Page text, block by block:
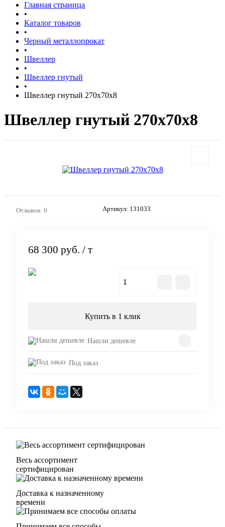
Главная страница
•
Каталог товаров
•
Черный металлопрокат
•
Швеллер
•
Швеллер гнутый
•
Швеллер гнутый 270х70х8
Швеллер гнутый 270х70х8
Отзывов: 0 Артикул: 131033
68 300 руб. / т
Купить в 1 клик
Нашли дешевле
Под заказ
Весь ассортимент
сертифицирован
Доставка к назначенному
времени